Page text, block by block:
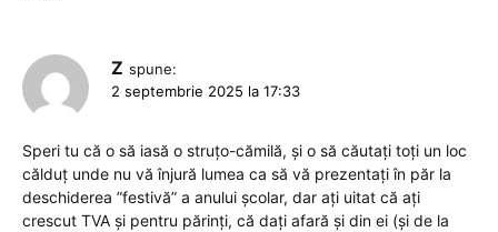
Z spune:
2 septembrie 2025 la 17:33
Speri tu că o să iasă o struțo-cămilă, și o să căutați toți un loc
călduț unde nu vă înjură lumea ca să vă prezentați în păr la
deschiderea ”festivă” a anului școlar, dar ați uitat că ați
crescut TVA și pentru părinți, că dați afară și din ei (și de la